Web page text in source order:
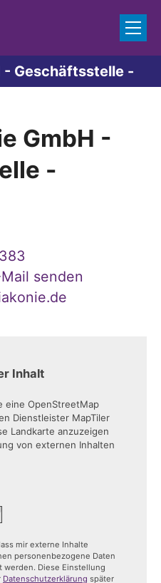
- Geschäftsstelle -
GmbH -
-
senden
Inhalt
eine OpenStreetMap
Dienstleister MapTiler
Landkarte anzuzeigen
von externen Inhalten
mir externe Inhalte
personenbezogene Daten
Diese Einstellung
Datenschutzerklärung später